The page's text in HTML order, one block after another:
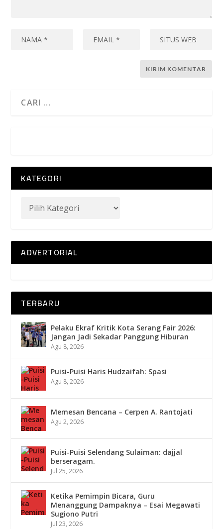
KATEGORI
ADVERTORIAL
TERBARU
Pelaku Ekraf Kritik Kota Serang Fair 2026:
Jangan Jadi Sekadar Panggung Hiburan
Agu 8, 2026
Puisi-Puisi Haris Hudzaifah: Spasi
Agu 8, 2026
Memesan Bencana – Cerpen A. Rantojati
Agu 2, 2026
Puisi-Puisi Selendang Sulaiman: dajjal
berseragam.
Jul 25, 2026
Ketika Pemimpin Bicara, Guru
Menanggung Dampaknya – Esai Megawati
Sugiono Putri
Jul 23, 2026